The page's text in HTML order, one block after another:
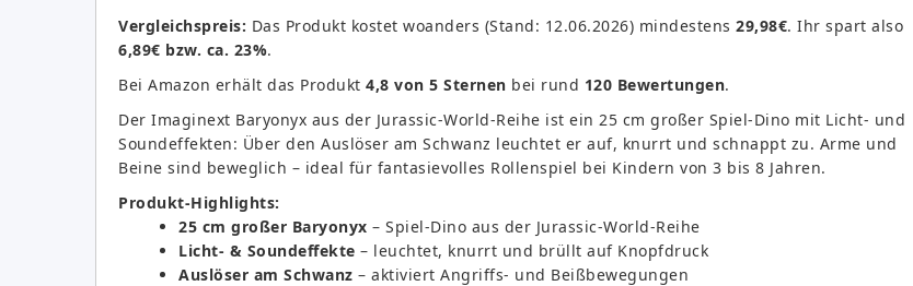
Vergleichspreis: Das Produkt kostet woanders (Stand: 12.06.2026) mindestens 29,98€. Ihr spart also
6,89€ bzw. ca. 23%.
Bei Amazon erhält das Produkt 4,8 von 5 Sternen bei rund 120 Bewertungen.
Der Imaginext Baryonyx aus der Jurassic-World-Reihe ist ein 25 cm großer Spiel-Dino mit Licht- und
Soundeffekten: Über den Auslöser am Schwanz leuchtet er auf, knurrt und schnappt zu. Arme und
Beine sind beweglich – ideal für fantasievolles Rollenspiel bei Kindern von 3 bis 8 Jahren.
Produkt-Highlights:
25 cm großer Baryonyx – Spiel-Dino aus der Jurassic-World-Reihe
Licht- & Soundeffekte – leuchtet, knurrt und brüllt auf Knopfdruck
Auslöser am Schwanz – aktiviert Angriffs- und Beißbewegungen